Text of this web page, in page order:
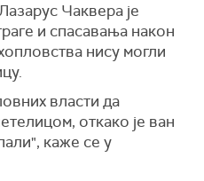
Чаквера је
и спасавања након
нису могли
власти да
откако је ван
каже се у